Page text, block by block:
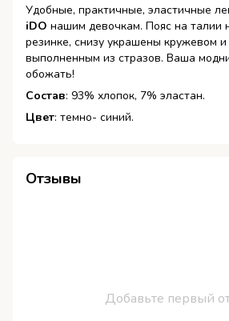
Удобные, практичные, эластичные
іDO нашим девочкам. Пояс на талии
резинке, снизу украшены кружевом и
выполненным из стразов. Ваша
обожать!
Состав: 93% хлопок, 7% эластан.
Цвет: темно- синий.
Отзывы
Добавьте первый